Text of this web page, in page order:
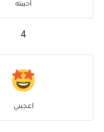
أحببته
4
أعجبني